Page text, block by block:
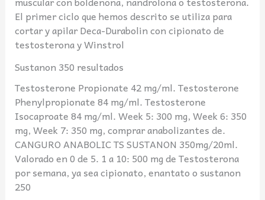
El primer ciclo que hemos descrito se utiliza para
cortar y apilar Deca-Durabolin con cipionato de
testosterona y Winstrol
Sustanon 350 resultados
Testosterone Propionate 42 mg/ml. Testosterone
Phenylpropionate 84 mg/ml. Testosterone
Isocaproate 84 mg/ml. Week 5: 300 mg, Week 6: 350
mg, Week 7: 350 mg, comprar anabolizantes de.
CANGURO ANABOLIC TS SUSTANON 350mg/20ml.
Valorado en 0 de 5. 1 a 10: 500 mg de Testosterona
por semana, ya sea cipionato, enantato o sustanon
250